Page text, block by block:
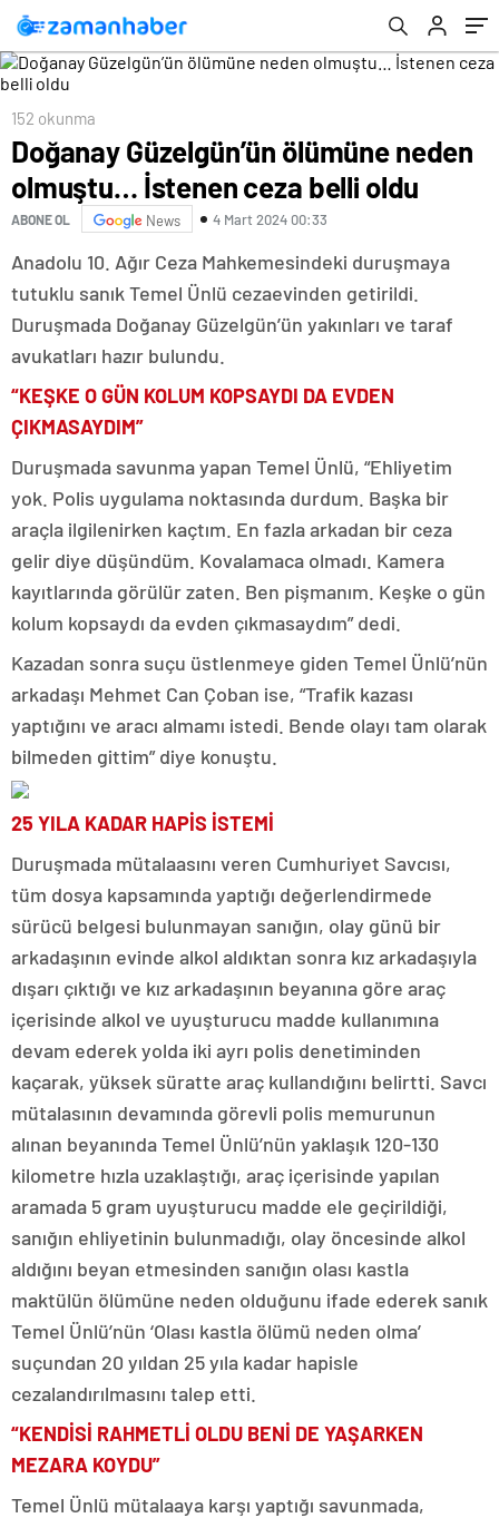
152 okunma
Doğanay Güzelgün’ün ölümüne neden
olmuştu… İstenen ceza belli oldu
ABONE OL News 4 Mart 2024 00:33
Anadolu 10. Ağır Ceza Mahkemesindeki duruşmaya
tutuklu sanık Temel Ünlü cezaevinden getirildi.
Duruşmada Doğanay Güzelgün’ün yakınları ve taraf
avukatları hazır bulundu.
“KEŞKE O GÜN KOLUM KOPSAYDI DA EVDEN
ÇIKMASAYDIM”
Duruşmada savunma yapan Temel Ünlü, “Ehliyetim
yok. Polis uygulama noktasında durdum. Başka bir
araçla ilgilenirken kaçtım. En fazla arkadan bir ceza
gelir diye düşündüm. Kovalamaca olmadı. Kamera
kayıtlarında görülür zaten. Ben pişmanım. Keşke o gün
kolum kopsaydı da evden çıkmasaydım” dedi.
Kazadan sonra suçu üstlenmeye giden Temel Ünlü’nün
arkadaşı Mehmet Can Çoban ise, “Trafik kazası
yaptığını ve aracı almamı istedi. Bende olayı tam olarak
bilmeden gittim” diye konuştu.
25 YILA KADAR HAPİS İSTEMİ
Duruşmada mütalaasını veren Cumhuriyet Savcısı,
tüm dosya kapsamında yaptığı değerlendirmede
sürücü belgesi bulunmayan sanığın, olay günü bir
arkadaşının evinde alkol aldıktan sonra kız arkadaşıyla
dışarı çıktığı ve kız arkadaşının beyanına göre araç
içerisinde alkol ve uyuşturucu madde kullanımına
devam ederek yolda iki ayrı polis denetiminden
kaçarak, yüksek süratte araç kullandığını belirtti. Savcı
mütalasının devamında görevli polis memurunun
alınan beyanında Temel Ünlü’nün yaklaşık 120-130
kilometre hızla uzaklaştığı, araç içerisinde yapılan
aramada 5 gram uyuşturucu madde ele geçirildiği,
sanığın ehliyetinin bulunmadığı, olay öncesinde alkol
aldığını beyan etmesinden sanığın olası kastla
maktülün ölümüne neden olduğunu ifade ederek sanık
Temel Ünlü’nün ‘Olası kastla ölümü neden olma’
suçundan 20 yıldan 25 yıla kadar hapisle
cezalandırılmasını talep etti.
“KENDİSİ RAHMETLİ OLDU BENİ DE YAŞARKEN
MEZARA KOYDU”
Temel Ünlü mütalaaya karşı yaptığı savunmada,